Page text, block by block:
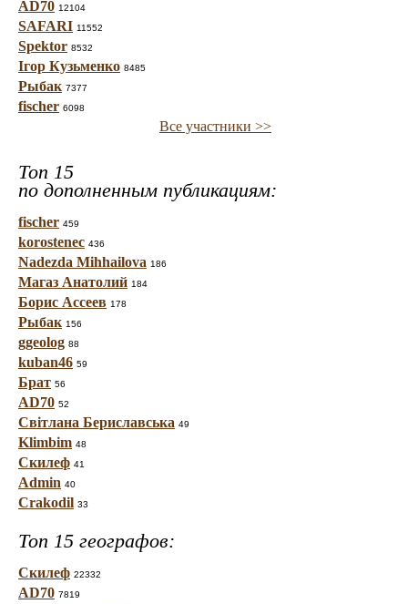
AD70 12104
SAFARI 11552
Spektor 8532
Ігор Кузьменко 8485
Рыбак 7377
fischer 6098
Все участники >>
Топ 15
по дополненным публикациям:
fischer 459
korostenec 436
Nadezda Mihhailova 186
Магаз Анатолий 184
Борис Ассеев 178
Рыбак 156
ggeolog 88
kuban46 59
Брат 56
AD70 52
Світлана Бериславська 49
Klimbim 48
Скилеф 41
Admin 40
Crakodil 33
Топ 15 географов:
Скилеф 22332
AD70 7819